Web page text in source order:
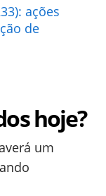
ações
de
hoje?
um